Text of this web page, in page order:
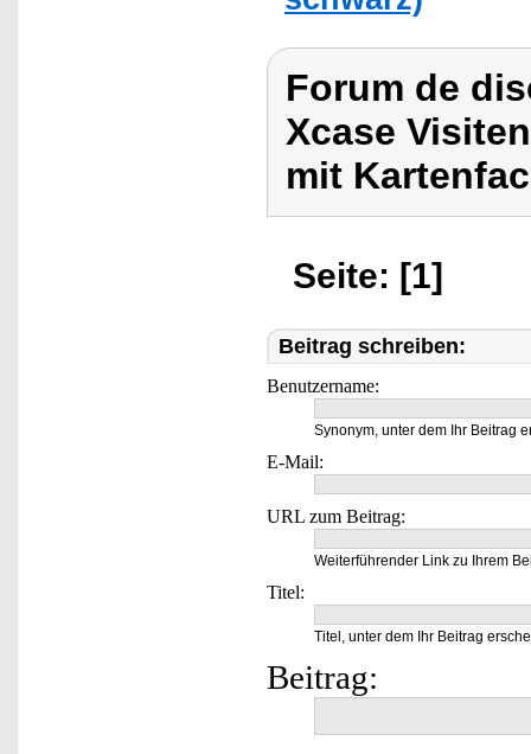
Forum de
Xcase
mit
Seite: [1]
Beitrag schreiben:
Benutzername:
Synonym, unter dem Ihr Beitrag
E-Mail:
URL zum Beitrag:
Weiterführender Link zu Ihrem
Titel:
Titel, unter dem Ihr Beitrag
Beitrag: